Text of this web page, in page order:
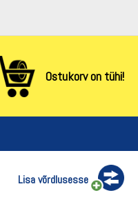
Ostukorv on tühi!
Lisa võrdlusesse